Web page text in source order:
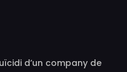
Huang Jue, Jue
Yue, Zhou Ye, Zhang
Yifan, Gao
d’un company de